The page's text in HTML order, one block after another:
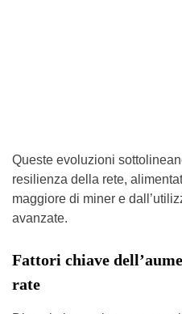
Queste evoluzioni
resilienza della rete,
maggiore di miner e
avanzate.
Fattori chiave
rate